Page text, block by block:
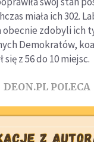
miała ich 302.
obecnie zdobyli ich
Demokratów,
z 56 do 10 miejsc.
DEON.PL POLECA